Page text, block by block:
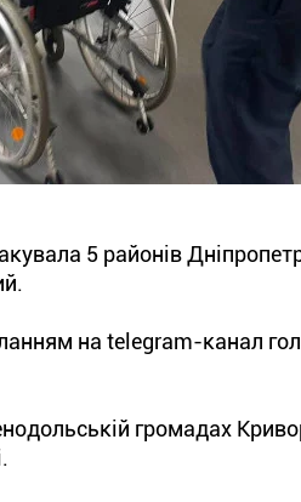
5 районів
на telegram-канал
громадах